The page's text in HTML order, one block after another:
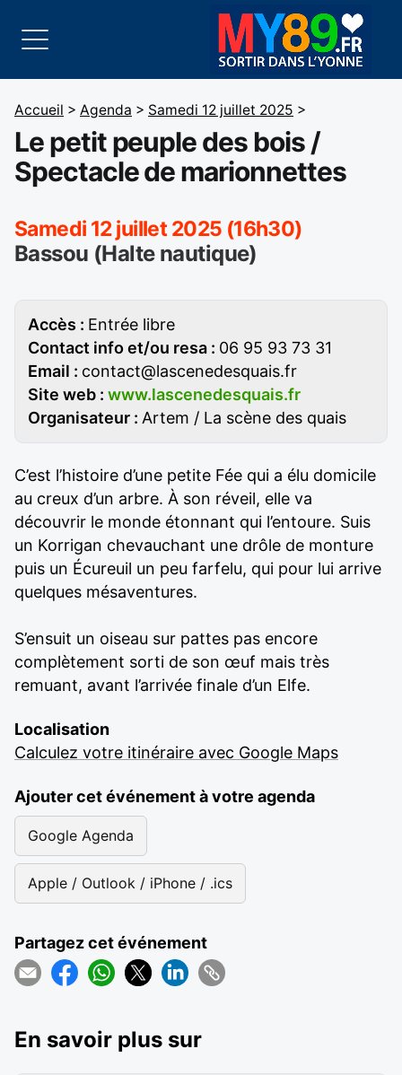
Accueil > Agenda > Samedi 12 juillet 2025 >
Le petit peuple des bois /
Spectacle de marionnettes
Samedi 12 juillet 2025 (16h30)
Bassou (Halte nautique)
Accès : Entrée libre
Contact info et/ou resa : 06 95 93 73 31
Email : contact@lascenedesquais.fr
Site web : www.lascenedesquais.fr
Organisateur : Artem / La scène des quais
C’est l’histoire d’une petite Fée qui a élu domicile
au creux d’un arbre. À son réveil, elle va
découvrir le monde étonnant qui l’entoure. Suis
un Korrigan chevauchant une drôle de monture
puis un Écureuil un peu farfelu, qui pour lui arrive
quelques mésaventures.
S’ensuit un oiseau sur pattes pas encore
complètement sorti de son œuf mais très
remuant, avant l’arrivée finale d’un Elfe.
Localisation
Calculez votre itinéraire avec Google Maps
Ajouter cet événement à votre agenda
Google Agenda
Apple / Outlook / iPhone / .ics
Partagez cet événement
En savoir plus sur